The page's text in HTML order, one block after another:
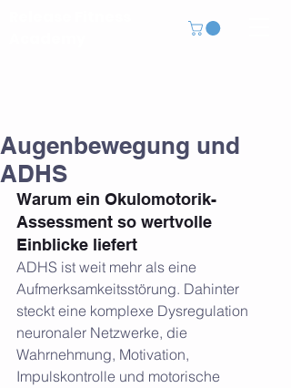
Augenbewegung und
ADHS
Warum ein Okulomotorik-
Assessment so wertvolle
Einblicke liefert
ADHS ist weit mehr als eine
Aufmerksamkeitsstörung. Dahinter
steckt eine komplexe Dysregulation
neuronaler Netzwerke, die
Wahrnehmung, Motivation,
Impulskontrolle und motorische